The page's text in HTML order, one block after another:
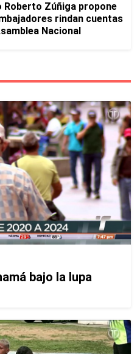
Roberto Zúñiga propone
rindan cuentas
Nacional
bajo la lupa